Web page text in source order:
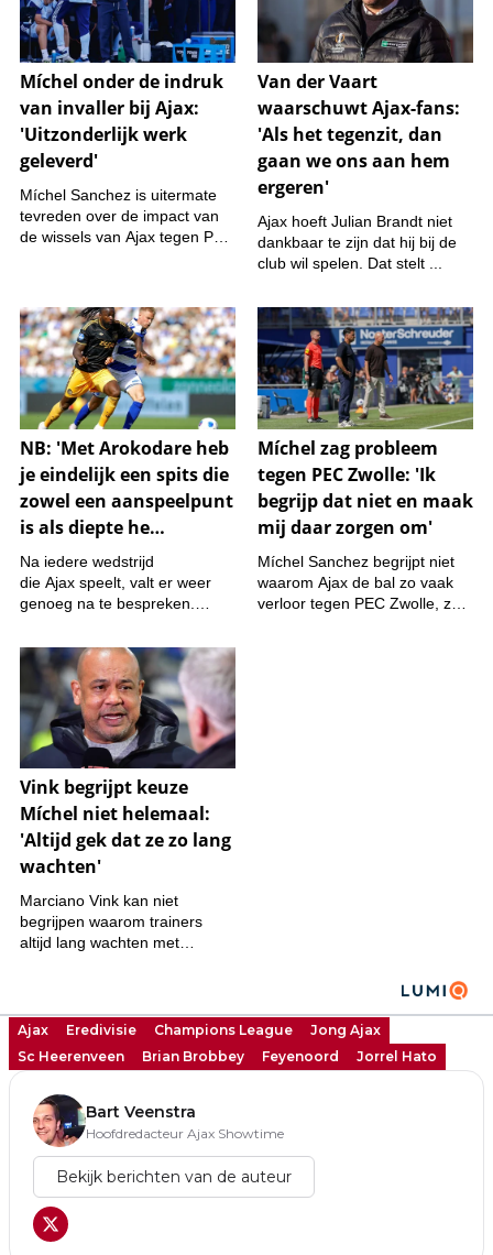
Ajax Eredivisie Champions League
Jong Ajax
Sc Heerenveen
Brian Brobbey Feyenoord Jorrel Hato
Bart Veenstra
Hoofdredacteur Ajax Showtime
Bekijk berichten van de auteur